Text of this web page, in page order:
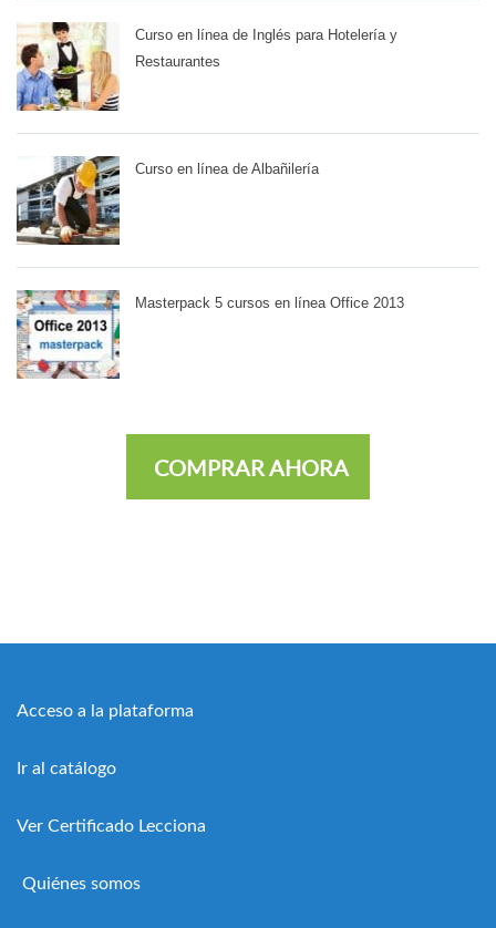
Curso en línea de Inglés para Hotelería y
Restaurantes
Curso en línea de Albañilería
Masterpack 5 cursos en línea Office 2013
COMPRAR AHORA
Acceso a la plataforma
Ir al catálogo
Ver Certificado Lecciona
Quiénes somos